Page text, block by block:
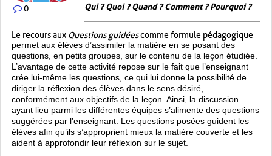
0 Qui ? Quoi ? Quand ? Comment ? Pourquoi ?
Le recours aux Questions guidéescomme formule pédagogique
permet aux élèves d’assimiler la matière en se posant des
questions, en petits groupes, sur le contenu de la leçon étudiée.
L’avantage de cette activité repose sur le fait que l’enseignant
crée lui-même les questions, ce qui lui donne la possibilité de
diriger la réflexion des élèves dans le sens désiré,
conformément aux objectifs de la leçon. Ainsi, la discussion
ayant lieu parmi les différentes équipes s’alimente des questions
suggérées par l’enseignant. Les questions posées guident les
élèves afin qu’ils s’approprient mieux la matière couverte et les
aident à approfondir leur réflexion sur le sujet.